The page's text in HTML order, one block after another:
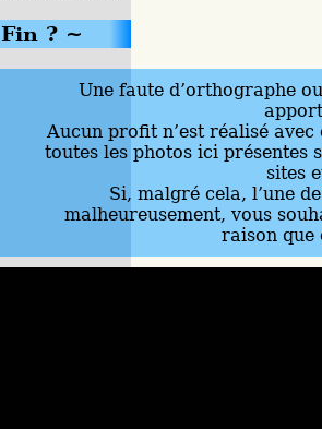
Fin ?
Une faute d’orthographe
Aucun profit n’est réalisé
toutes les photos ici présentes
sites
Si, malgré cela, l’une
malheureusement, vous
raison que